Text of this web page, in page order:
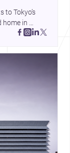
to Tokyo’s
home in
adapts to